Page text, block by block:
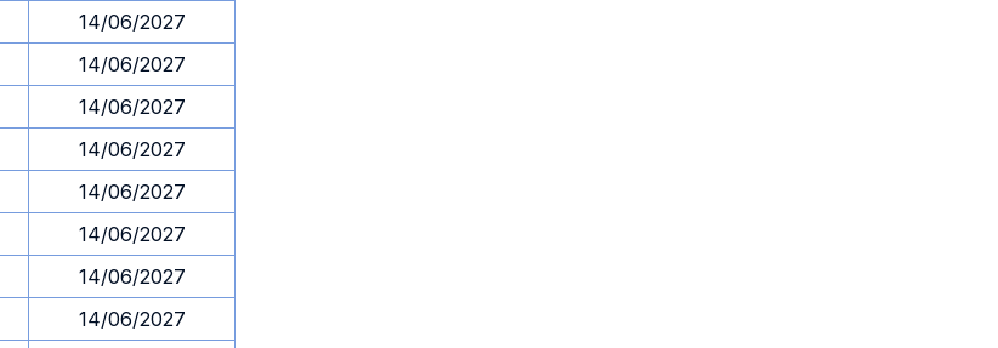
14/06/2027
14/06/2027
14/06/2027
14/06/2027
14/06/2027
14/06/2027
14/06/2027
14/06/2027